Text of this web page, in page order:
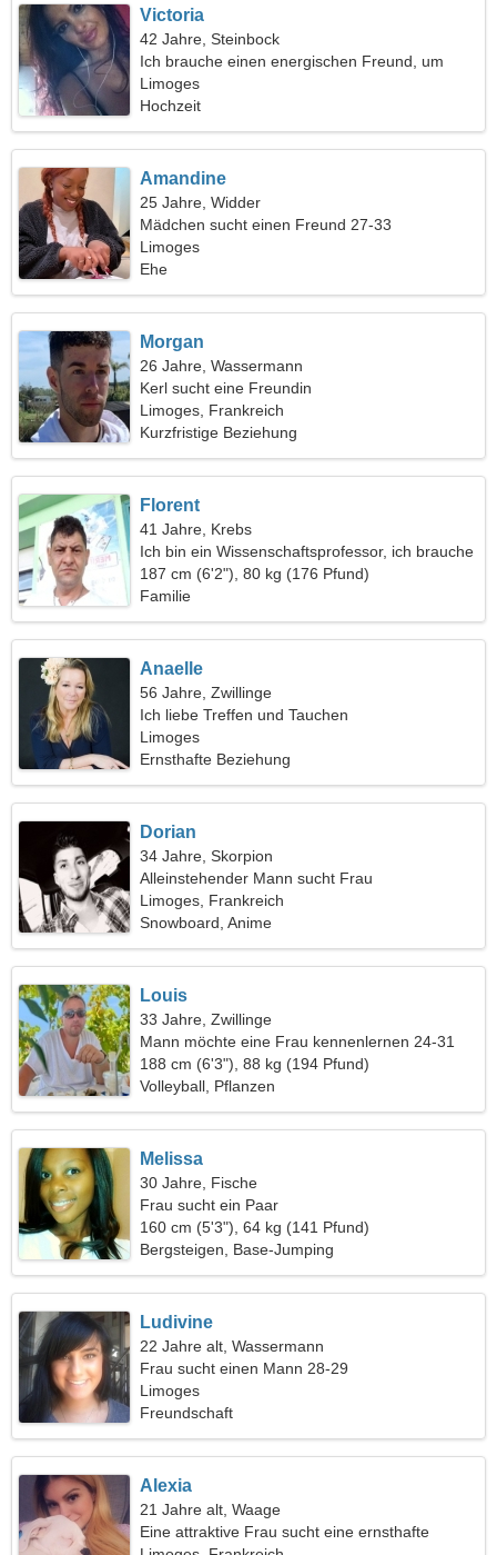
Victoria
42 Jahre, Steinbock
Ich brauche einen energischen Freund, um
zusammen zu reisen
Limoges
Hochzeit
Amandine
25 Jahre, Widder
Mädchen sucht einen Freund 27-33
Limoges
Ehe
Morgan
26 Jahre, Wassermann
Kerl sucht eine Freundin
Limoges, Frankreich
Kurzfristige Beziehung
Florent
41 Jahre, Krebs
Ich bin ein Wissenschaftsprofessor, ich brauche
eine emotionale Frau
187 cm (6'2"), 80 kg (176 Pfund)
Familie
Anaelle
56 Jahre, Zwillinge
Ich liebe Treffen und Tauchen
Limoges
Ernsthafte Beziehung
Dorian
34 Jahre, Skorpion
Alleinstehender Mann sucht Frau
Limoges, Frankreich
Snowboard, Anime
Louis
33 Jahre, Zwillinge
Mann möchte eine Frau kennenlernen 24-31
188 cm (6'3"), 88 kg (194 Pfund)
Volleyball, Pflanzen
Melissa
30 Jahre, Fische
Frau sucht ein Paar
160 cm (5'3"), 64 kg (141 Pfund)
Bergsteigen, Base-Jumping
Ludivine
22 Jahre alt, Wassermann
Frau sucht einen Mann 28-29
Limoges
Freundschaft
Alexia
21 Jahre alt, Waage
Eine attraktive Frau sucht eine ernsthafte